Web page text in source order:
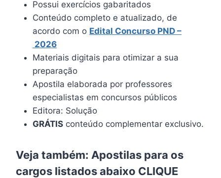
Possui exercícios gabaritados
Conteúdo completo e atualizado, de
acordo com o Edital Concurso PND –
2026
Materiais digitais para otimizar a sua
preparação
Apostila elaborada por professores
especialistas em concursos públicos
Editora: Solução
GRÁTIS conteúdo complementar exclusivo.
Veja também: Apostilas para os
cargos listados abaixo CLIQUE